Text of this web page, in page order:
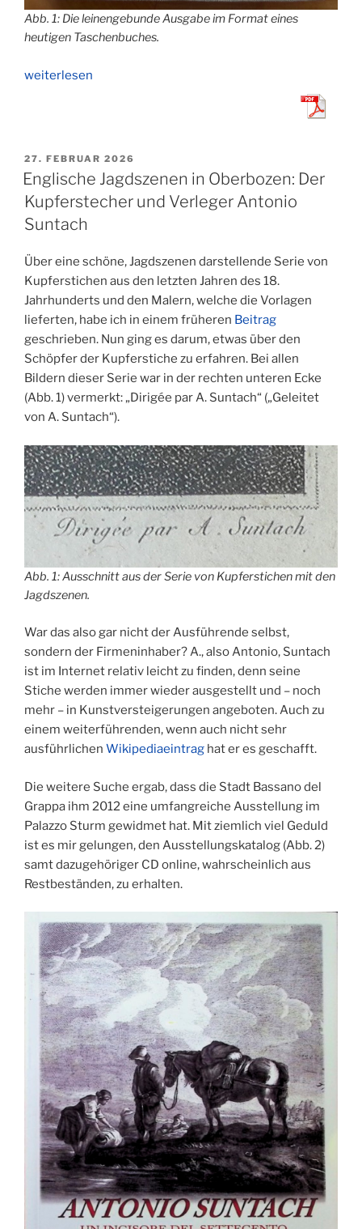
Abb. 1: Die leinengebunde Ausgabe im Format eines
heutigen Taschenbuches.
„Moj“
weiterlesen
VERÖFFENTLICHT
AM
27. FEBRUAR 2026
Englische Jagdszenen in Oberbozen: Der
Kupferstecher und Verleger Antonio
Suntach
Über eine schöne, Jagdszenen darstellende Serie von
Kupferstichen aus den letzten Jahren des 18.
Jahrhunderts und den Malern, welche die Vorlagen
lieferten, habe ich in einem früheren Beitrag
geschrieben. Nun ging es darum, etwas über den
Schöpfer der Kupferstiche zu erfahren. Bei allen
Bildern dieser Serie war in der rechten unteren Ecke
(Abb. 1) vermerkt: „Dirigée par A. Suntach“ („Geleitet
von A. Suntach“).
Abb. 1: Ausschnitt aus der Serie von Kupferstichen mit den
Jagdszenen.
War das also gar nicht der Ausführende selbst,
sondern der Firmeninhaber? A., also Antonio, Suntach
ist im Internet relativ leicht zu finden, denn seine
Stiche werden immer wieder ausgestellt und – noch
mehr – in Kunstversteigerungen angeboten. Auch zu
einem weiterführenden, wenn auch nicht sehr
ausführlichen Wikipediaeintrag hat er es geschafft.
Die weitere Suche ergab, dass die Stadt Bassano del
Grappa ihm 2012 eine umfangreiche Ausstellung im
Palazzo Sturm gewidmet hat. Mit ziemlich viel Geduld
ist es mir gelungen, den Ausstellungskatalog (Abb. 2)
samt dazugehöriger CD online, wahrscheinlich aus
Restbeständen, zu erhalten.